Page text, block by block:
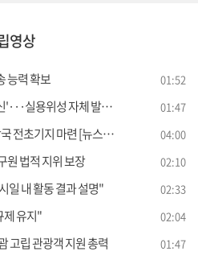
영상
능력 확보 01:52
용위성 자체 발사 성공 01:47
초기지 마련 [뉴스의 맥] 04:00
원 법적 지위 보장 02:10
일 내 활동 결과 설명" 02:33
제 유지" 02:04
고립 관광객 지원 총력 01:47